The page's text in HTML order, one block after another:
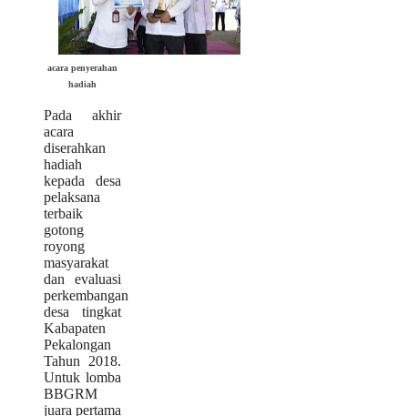
acara penyerahan
hadiah
Pada akhir
acara
diserahkan
hadiah
kepada desa
pelaksana
terbaik
gotong
royong
masyarakat
dan evaluasi
perkembangan
desa tingkat
Kabapaten
Pekalongan
Tahun 2018.
Untuk lomba
BBGRM
juara pertama